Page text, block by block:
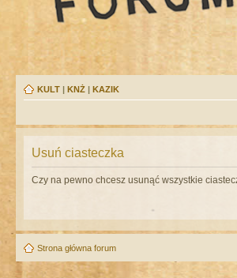
KULT | KNŻ | KAZIK
Usuń ciasteczka
Czy na pewno chcesz usunąć wszystkie
Strona główna forum